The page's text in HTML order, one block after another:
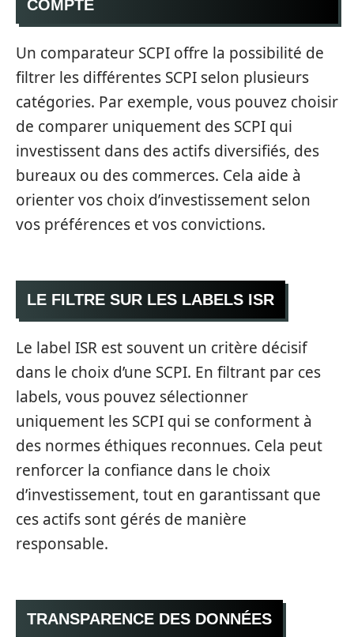
COMPTE
Un comparateur SCPI offre la possibilité de
filtrer les différentes SCPI selon plusieurs
catégories. Par exemple, vous pouvez choisir
de comparer uniquement des SCPI qui
investissent dans des actifs diversifiés, des
bureaux ou des commerces. Cela aide à
orienter vos choix d’investissement selon
vos préférences et vos convictions.
LE FILTRE SUR LES LABELS ISR
Le label ISR est souvent un critère décisif
dans le choix d’une SCPI. En filtrant par ces
labels, vous pouvez sélectionner
uniquement les SCPI qui se conforment à
des normes éthiques reconnues. Cela peut
renforcer la confiance dans le choix
d’investissement, tout en garantissant que
ces actifs sont gérés de manière
responsable.
TRANSPARENCE DES DONNÉES